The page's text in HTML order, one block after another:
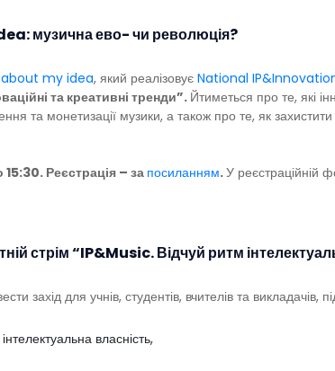
музична ево- чи революція?
my idea, який реалізовує National
та креативні тренди”. Йтиметься про те, які
та монетизації музики, а також про те, як
Реєстрація – за посиланням.У реєстраційній
стрім “IP&Music. Відчуй ритм
захід для учнів, студентів, вчителів та викладачів,
власність,